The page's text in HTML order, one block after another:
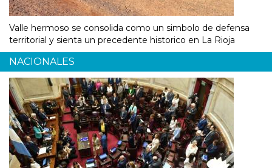
Valle hermoso se consolida como un simbolo de defensa
territorial y sienta un precedente historico en La Rioja
NACIONALES